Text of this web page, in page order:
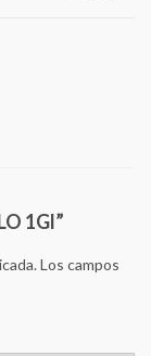
1Gl”
Los campos